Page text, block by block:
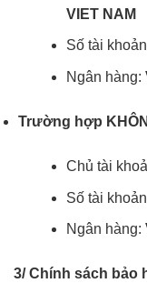
VIET NAM
Số tài
Ngân hàng:
Trường hợp
Chủ tài
Số tài
Ngân hàng:
3/ Chính sách bảo